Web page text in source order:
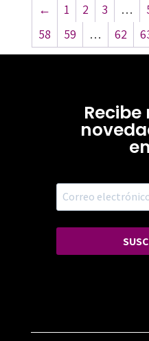
← 1 2 3 …
58
59 … 62